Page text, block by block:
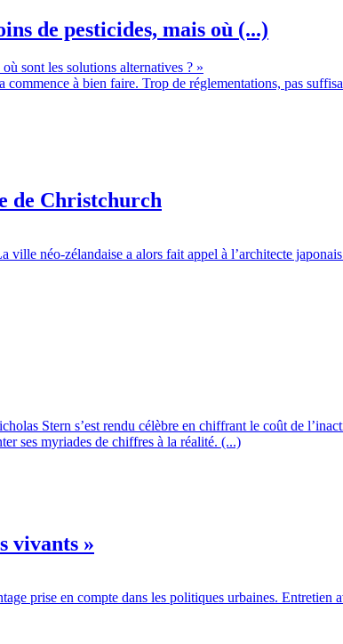
de pesticides, mais où (...)
à bien faire. Trop de réglementations, pas
de Christchurch
ville néo-zélandaise a alors fait appel à l’architecte
Stern s’est rendu célèbre en chiffrant le coût de
ses myriades de chiffres à la réalité. (...)
vivants »
prise en compte dans les politiques urbaines.